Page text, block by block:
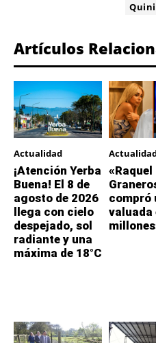
Artículos
Actualidad
¡Atención Yerba
Buena! El 8 de
agosto de 2026
llega con cielo
despejado, sol
radiante y una
máxima de 18°C
«Raquel
compró
valuada